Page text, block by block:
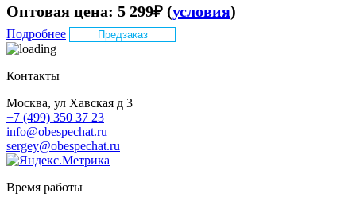
Оптовая цена: 5 299₽ (условия)
Подробнее Предзаказ
Контакты
Москва, ул Хавская д 3
+7 (499) 350 37 23
info@obespechat.ru
sergey@obespechat.ru
Время работы